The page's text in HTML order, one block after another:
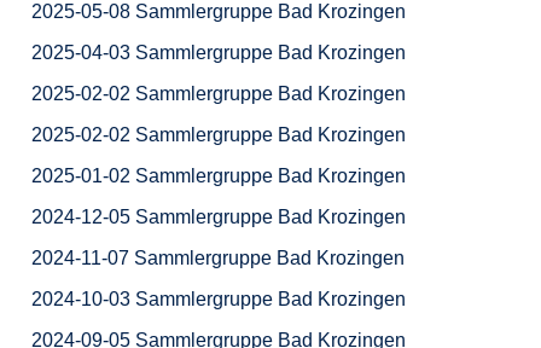
2025-05-08 Sammlergruppe Bad Krozingen
2025-04-03 Sammlergruppe Bad Krozingen
2025-02-02 Sammlergruppe Bad Krozingen
2025-02-02 Sammlergruppe Bad Krozingen
2025-01-02 Sammlergruppe Bad Krozingen
2024-12-05 Sammlergruppe Bad Krozingen
2024-11-07 Sammlergruppe Bad Krozingen
2024-10-03 Sammlergruppe Bad Krozingen
2024-09-05 Sammlergruppe Bad Krozingen